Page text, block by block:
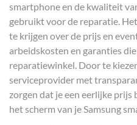
smartphone en de kwaliteit
gebruikt voor de reparatie.
te krijgen over de prijs en
arbeidskosten en garanties
reparatiewinkel. Door te
serviceprovider met
zorgen dat je een eerlijke
het scherm van je Samsung